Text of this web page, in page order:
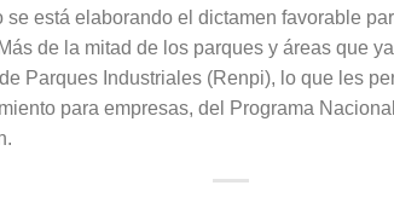
se está elaborando el dictamen favorable
de la mitad de los parques y áreas que
Parques Industriales (Renpi), lo que les
para empresas, del Programa